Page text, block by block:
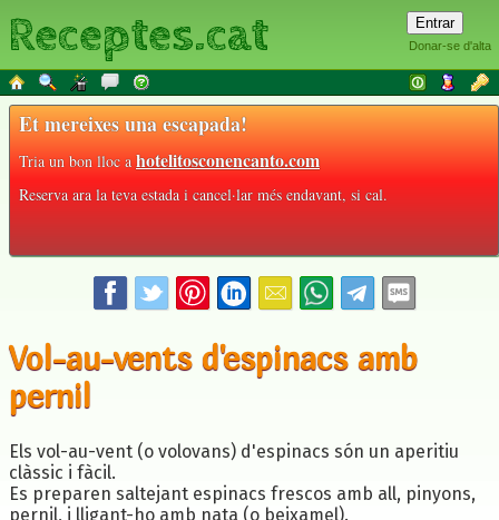
Donar-se d'alta
Receptes.cat
Et mereixes una escapada!
Tria un bon lloc ahotelitosconencanto.com
Reserva ara la teva estada i cancel·lar més endavant, si cal.
Vol-au-vents d'espinacs amb
pernil
Els vol-au-vent (o volovans) d'espinacs són un aperitiu
clàssic i fàcil.
Es preparen saltejant espinacs frescos amb all, pinyons,
pernil, i lligant-ho amb nata (o beixamel).